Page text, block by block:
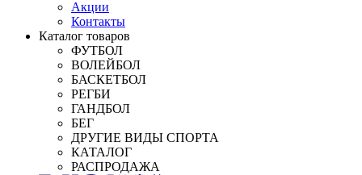
Акции
Контакты
Каталог товаров
ФУТБОЛ
ВОЛЕЙБОЛ
БАСКЕТБОЛ
РЕГБИ
ГАНДБОЛ
БЕГ
ДРУГИЕ ВИДЫ СПОРТА
КАТАЛОГ
РАСПРОДАЖА